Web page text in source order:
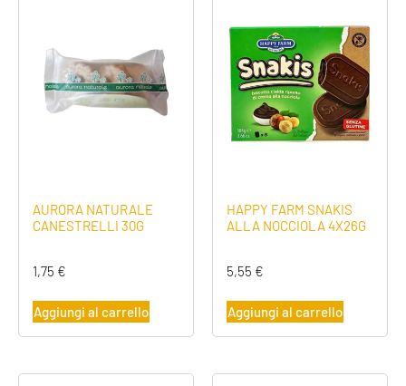
AURORA NATURALE
CANESTRELLI 30G
1,75 €
Aggiungi al carrello
HAPPY FARM SNAKIS
ALLA NOCCIOLA 4X26G
5,55 €
Aggiungi al carrello